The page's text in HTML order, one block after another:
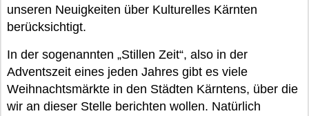
unseren Neuigkeiten über Kulturelles Kärnten
berücksichtigt.
In der sogenannten „Stillen Zeit“, also in der
Adventszeit eines jeden Jahres gibt es viele
Weihnachtsmärkte in den Städten Kärntens, über die
wir an dieser Stelle berichten wollen. Natürlich